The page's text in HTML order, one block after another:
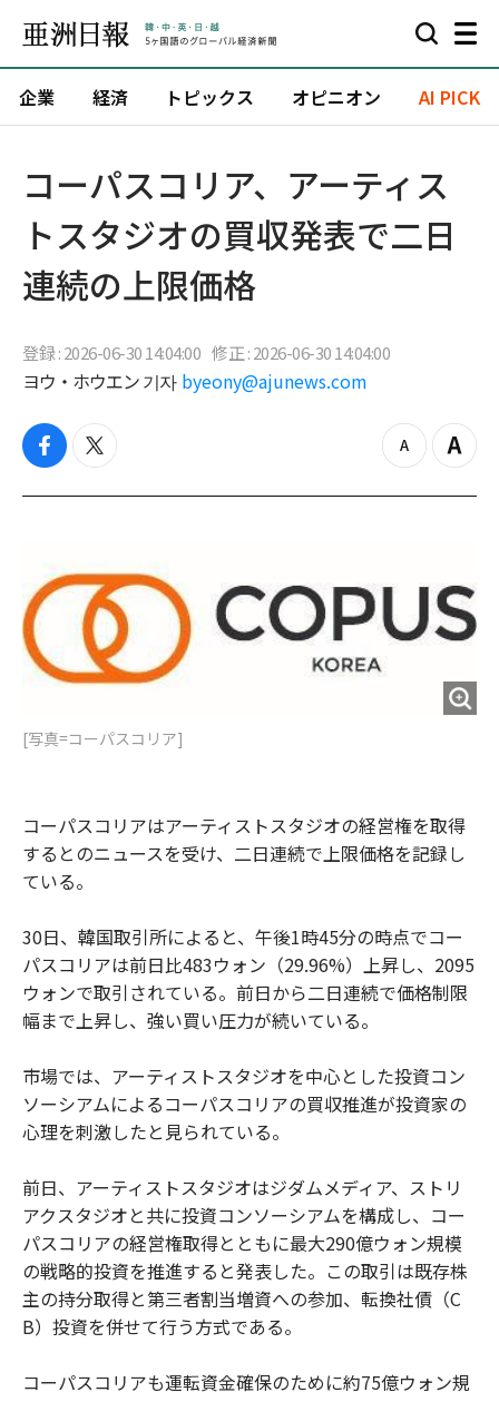
企業 経済 トピックス オピニオン AI PICK
コーパスコリア、アーティス
トスタジオの買収発表で二日
連続の上限価格
登録 : 2026-06-30 14:04:00 修正 : 2026-06-30 14:04:00
ヨウ・ホウエン 기자 byeony@ajunews.com
f
c
o
k
t
i
r
z
o
Z
o
[写真=コーパスコリア]
コーパスコリアはアーティストスタジオの経営権を取得
するとのニュースを受け、二日連続で上限価格を記録し
ている。
30日、韓国取引所によると、午後1時45分の時点でコー
パスコリアは前日比483ウォン（29.96%）上昇し、2095
ウォンで取引されている。前日から二日連続で価格制限
幅まで上昇し、強い買い圧力が続いている。
市場では、アーティストスタジオを中心とした投資コン
ソーシアムによるコーパスコリアの買収推進が投資家の
心理を刺激したと見られている。
前日、アーティストスタジオはジダムメディア、ストリ
アクスタジオと共に投資コンソーシアムを構成し、コー
パスコリアの経営権取得とともに最大290億ウォン規模
の戦略的投資を推進すると発表した。この取引は既存株
主の持分取得と第三者割当増資への参加、転換社債（C
B）投資を併せて行う方式である。
コーパスコリアも運転資金確保のために約75億ウォン規